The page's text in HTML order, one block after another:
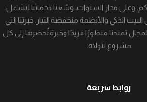
وعلى مدار السنوات، وسّعنا خدماتنا لتشمل
الذكي والأنظمة منخفضة التيار. خبرتنا التي
هذا المجال تمنحنا منظورًا فريدًا وخبرة نُحضرها إلى كل
مشروع نتولاه.
روابط سريعة